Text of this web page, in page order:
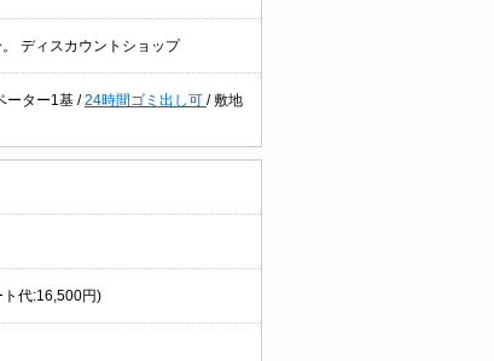
ディスカウントショップ
ーター1基 /24時間ゴミ出し可 /敷地
ト代:16,500円)